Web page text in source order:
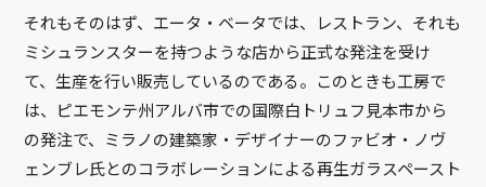
それもそのはず、エータ・ベータでは、レストラン、それも
ミシュランスターを持つような店から正式な発注を受け
て、生産を行い販売しているのである。このときも工房で
は、ピエモンテ州アルバ市での国際白トリュフ見本市から
の発注で、ミラノの建築家・デザイナーのファビオ・ノヴ
ェンブレ氏とのコラボレーションによる再生ガラスペースト